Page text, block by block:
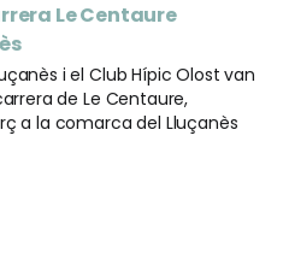
Le Centaure
i el Club Hípic Olost van
de Le Centaure,
a la comarca del Lluçanès